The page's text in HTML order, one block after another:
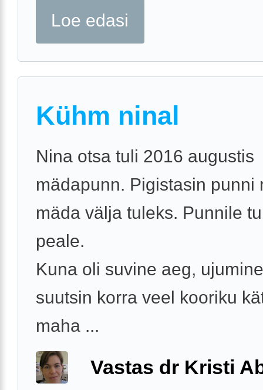
Loe edasi
Kühm ninal
Nina otsa tuli 2016 augustis
mädapunn. Pigistasin punni
mäda välja tuleks. Punnile
peale.
Kuna oli suvine aeg,
suutsin korra veel kooriku
maha ...
Vastas dr Kristi